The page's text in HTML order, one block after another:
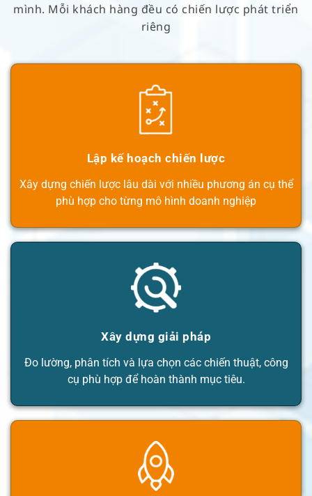
mình. Mỗi khách hàng đều có chiến lược phát triển
riêng
Lập kế hoạch chiến lược
Xây dựng chiến lược lâu dài với nhiều phương án cụ thể
phù hợp cho từng mô hình doanh nghiệp
Xây dựng giải pháp
Đo lường, phân tích và lựa chọn các chiến thuật, công
cụ phù hợp để hoàn thành mục tiêu.